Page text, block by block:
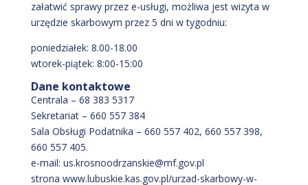
załatwić sprawy przez e-usługi, możliwa jest wizyta w
urzędzie skarbowym przez 5 dni w tygodniu:
poniedziałek: 8.00-18.00
wtorek-piątek: 8:00-15:00
Dane kontaktowe
Centrala – 68 383 5317
Sekretariat – 660 557 384
Sala Obsługi Podatnika – 660 557 402, 660 557 398,
660 557 405.
e-mail: us.krosnoodrzanskie@mf.gov.pl
strona www.lubuskie.kas.gov.pl/urzad-skarbowy-w-